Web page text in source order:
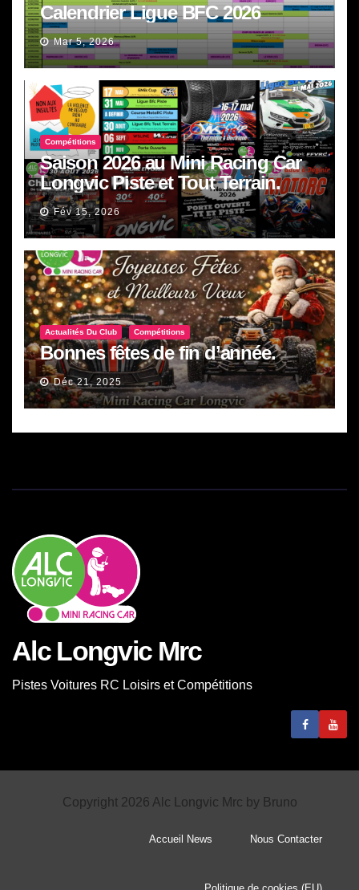
Calendrier Ligue BFC 2026
Mar 5, 2026
Compétitions
Saison 2026 au Mini Racing Car
Longvic Piste et Tout Terrain.
Fév 15, 2026
Actualités Du Club Compétitions
Bonnes fêtes de fin d’année.
Déc 21, 2025
Alc Longvic Mrc
Pistes Voitures RC Loisirs et Compétitions
Copyright 2026 Alc Longvic Mrc by Bruno
Accueil News Nous Contacter